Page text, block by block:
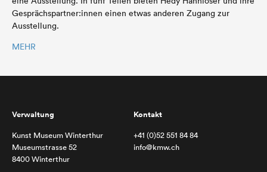
Gesprächspartner:innen einen etwas anderen Zugang zur
Ausstellung.
MEHR
Verwaltung
Kunst Museum Winterthur
Museumstrasse 52
8400 Winterthur
Kontakt
+41 (0)52 551 84 84
info@kmw.ch